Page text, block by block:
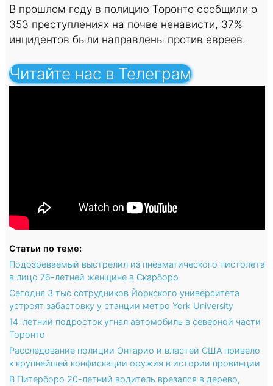
В прошлом году в полицию Торонто сообщили о
353 преступлениях на почве ненависти, 37%
инцидентов были направлены против евреев.
Читайте нас в Телеграм
Статьи по теме:
Подозреваемый выстрелил из пневматического пистолета
в лицо 76-летней женщине в Скарборо
Сегодня 3 тыс сотрудников Йоркского университета
устроят забастовку у станции метро York University
14-летний подросток угнал автомобиль в северной части
Торонто
Расследование полиции Онтарио и властей США привело
к крупнейшей конфискации оружия в истории провинции
В Питерборо 20-летний водитель врезался в дерево,